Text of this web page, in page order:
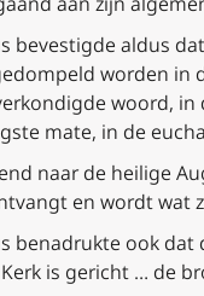
bevestigde aldus
worden in
woord, in
mate, in de
naar de heilige
en wordt wat
benadrukte ook
is gericht … de